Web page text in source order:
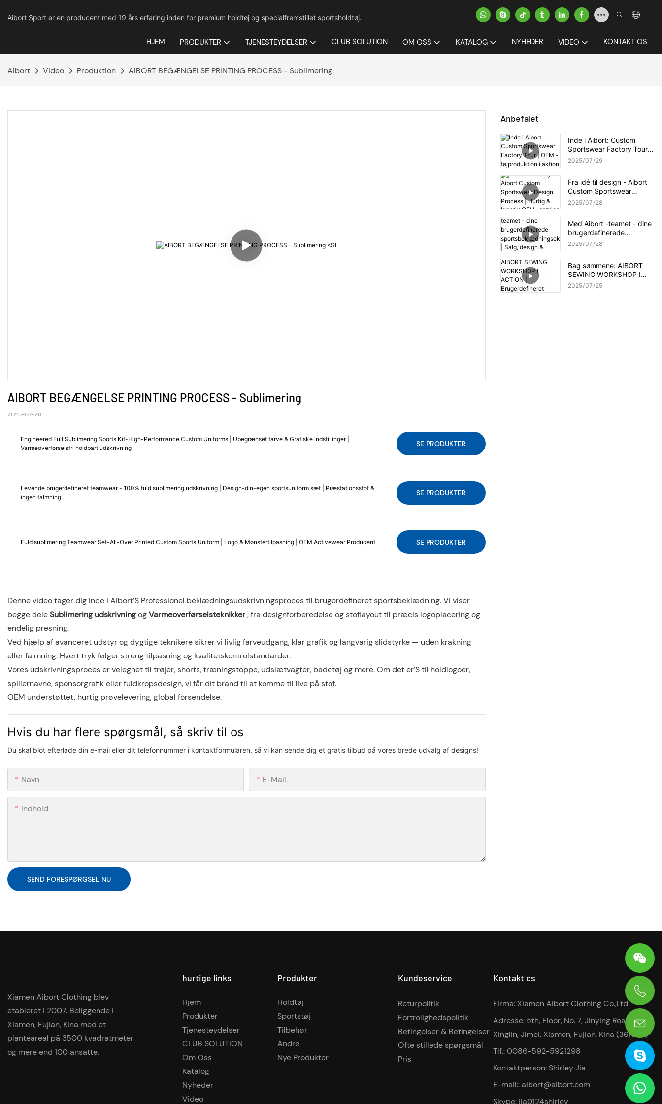
Aibort Sport er en producent med 19 års erfaring inden for premium holdtøj og specialfremstillet sportsholdtøj.
HJEM PRODUKTER TJENESTEYDELSER CLUB SOLUTION OM OSS KATALOG NYHEDER VIDEO KONTAKT OS
Aibort Video Produktion AIBORT BEGÆNGELSE PRINTING PROCESS - Sublimering
AIBORT BEGÆNGELSE PRINTING PROCESS - Sublimering
2025-07-28
Engineered Full Sublimering Sports Kit-High-Performance Custom Uniforms | Ubegrænset farve & Grafiske indstillinger |
Varmeoverførselsfri holdbart udskrivning
SE PRODUKTER
Levende brugerdefineret teamwear - 100% fuld sublimering udskrivning | Design-din-egen sportsuniform sæt | Præstationsstof &
ingen falmning
SE PRODUKTER
Fuld sublimering Teamwear Set-All-Over Printed Custom Sports Uniform | Logo & Mønstertilpasning | OEM Activewear Producent SE PRODUKTER
Denne video tager dig inde i Aibort’S Professionel beklædningsudskrivningsproces til brugerdefineret sportsbeklædning. Vi viser
begge deleSublimering udskrivningogVarmeoverførselsteknikker, fra designforberedelse og stoflayout til præcis logoplacering og
endelig presning.
Ved hjælp af avanceret udstyr og dygtige teknikere sikrer vi livlig farveudgang, klar grafik og langvarig slidstyrke — uden krakning
eller falmning. Hvert tryk følger streng tilpasning og kvalitetskontrolstandarder.
Vores udskrivningsproces er velegnet til trøjer, shorts, træningstoppe, udslætvagter, badetøj og mere. Om det er’S til holdlogoer,
spillernavne, sponsorgrafik eller fuldkropsdesign, vi får dit brand til at komme til live på stof.
OEM understøttet, hurtig prøvelevering, global forsendelse.
Hvis du har flere spørgsmål, så skriv til os
Du skal blot efterlade din e-mail eller dit telefonnummer i kontaktformularen, så vi kan sende dig et gratis tilbud på vores brede udvalg af designs!
Navn E-Mail.
Indhold
SEND FORESPØRGSEL NU
Anbefalet
Inde i Aibort: Custom
Sportswear Factory Tour |
OEM -tøjproduktion i
2025 07 29
Fra idé til design - Aibort
Custom Sportswear
Design Process | Hurtig &
2025 07 28
Mød Aibort -teamet - dine
brugerdefinerede
sportsbeklædningsekspert
2025 07 28
Bag sømmene: AIBORT
SEWING WORKSHOP I
ACTION | Brugerdefineret
2025 07 25
Xiamen Aibort Clothing blev
etableret i 2007. Beliggende i
Xiamen, Fujian, Kina med et
planteareal på 3500 kvadratmeter
og mere end 100 ansatte.
hurtige links
Hjem
Produkter
Tjenesteydelser
CLUB SOLUTION
Om Oss
Katalog
Nyheder
Video
Produkter
Holdtøj
Sportstøj
Tilbehør
Andre
Nye Produkter
Kundeservice
Returpolitik
Fortrolighedspolitik
Betingelser & Betingelser
Ofte stillede spørgsmål
Pris
Kontakt os
Firma: Xiamen Aibort Clothing Co.,Ltd
Adresse: 5th, Floor, No. 7, Jinying Road,
Xinglin, Jimei, Xiamen, Fujian. Kina (361022)
Tlf.: 0086-592-5921298
Kontaktperson: Shirley Jia
E-mail:: aibort@aibort.com
Skype: jia0124shirley